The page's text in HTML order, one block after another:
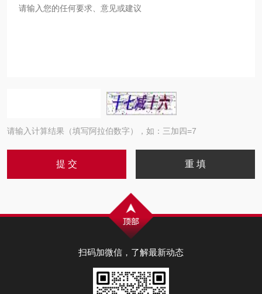
请输入计算结果（填写阿拉伯数字），如：三加四=7
扫码加微信，了解最新动态